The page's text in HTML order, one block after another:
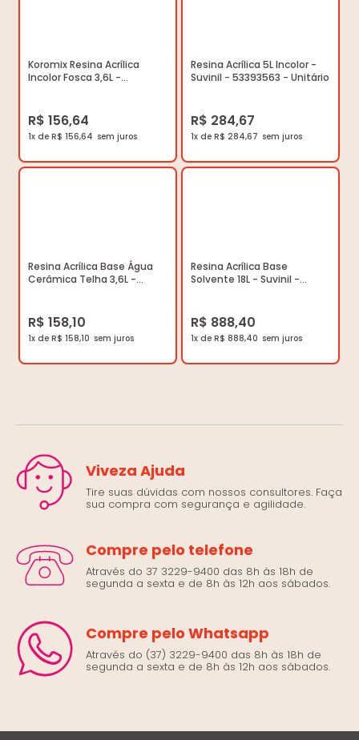
Koromix Resina Acrílica
Incolor Fosca 3,6L -
R$ 156,64
1x de R$ 156,64
Resina Acrílica 5L Incolor -
Suvinil - 53393563 - Unitário
R$ 284,67
1x de R$ 284,67
Resina Acrílica Base Água
Cerâmica Telha 3,6L -
R$ 158,10
1x de R$ 158,10
Resina Acrílica Base
Solvente 18L - Suvinil -
R$ 888,40
1x de R$ 888,40
Viveza Ajuda
Tire suas dúvidas com nossos consultores. Faça
sua compra com segurança e agilidade.
Compre pelo telefone
Através do 37 3229-9400 das 8h às 18h de
segunda a sexta e de 8h às 12h aos sábados.
Compre pelo Whatsapp
Através do (37) 3229-9400 das 8h às 18h de
segunda a sexta e de 8h às 12h aos sábados.